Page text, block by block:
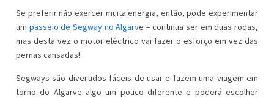
Se preferir não exercer muita energia, então, pode experimentar
um passeio de Segway no Algarve – continua ser em duas rodas,
mas desta vez o motor eléctrico vai fazer o esforço em vez das
pernas cansadas!
Segways são divertidos fáceis de usar e fazem uma viagem em
torno do Algarve algo um pouco diferente e poderá escolher